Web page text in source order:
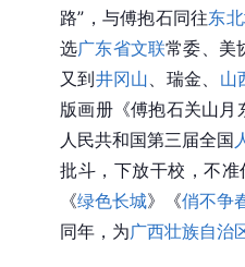
路”，与傅抱石同往东
选广东省文联常委、美
又到井冈山、 瑞金、 山
版画册《傅抱石关山月
人民共和国第三届全国
批斗，下放干校，不
《绿色长城》《俏不争
同年，为广西壮族自治